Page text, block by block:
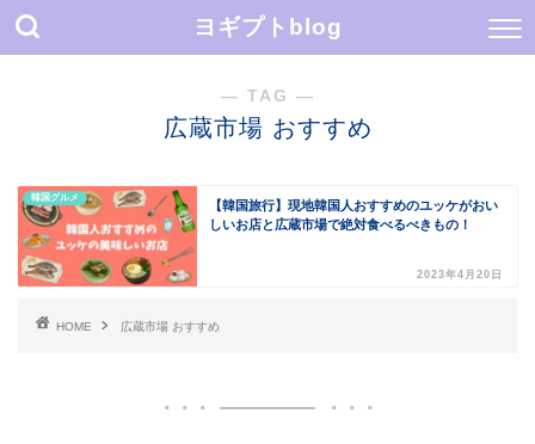
ヨギプトblog
― TAG ―
広蔵市場 おすすめ
韓国グルメ
【韓国旅行】現地韓国人おすすめのユッケがおい
しいお店と広蔵市場で絶対食べるべきもの！
2023年4月20日
HOME 広蔵市場 おすすめ